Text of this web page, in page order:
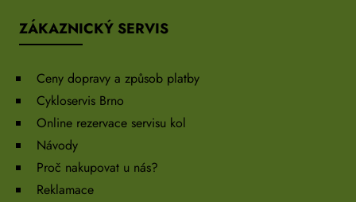
ZÁKAZNICKÝ SERVIS
Ceny dopravy a způsob platby
Cykloservis Brno
Online rezervace servisu kol
Návody
Proč nakupovat u nás?
Reklamace